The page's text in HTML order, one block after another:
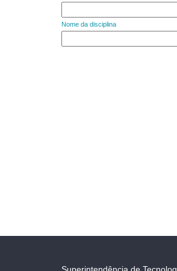
Nome da disciplina